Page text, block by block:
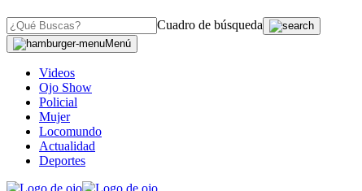
Cuadro de búsqueda
Menú
Videos
Ojo Show
Policial
Mujer
Locomundo
Actualidad
Deportes